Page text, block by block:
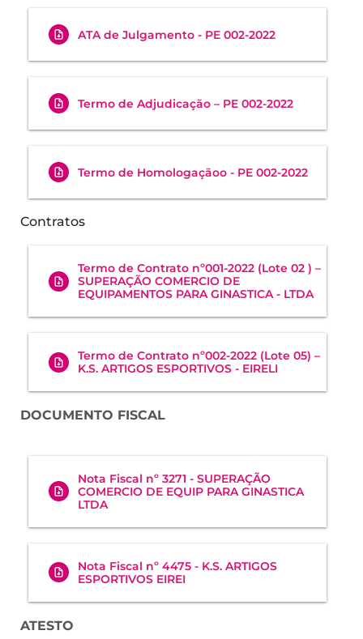
ATA de Julgamento - PE 002-2022
Termo de Adjudicação – PE 002-2022
Termo de Homologaçãoo - PE 002-2022
Contratos
Termo de Contrato nº001-2022 (Lote 02 ) –
SUPERAÇÃO COMERCIO DE
EQUIPAMENTOS PARA GINASTICA - LTDA
Termo de Contrato nº002-2022 (Lote 05) –
K.S. ARTIGOS ESPORTIVOS - EIRELI
DOCUMENTO FISCAL
Nota Fiscal nº 3271 - SUPERAÇÃO
COMERCIO DE EQUIP PARA GINASTICA
LTDA
Nota Fiscal nº 4475 - K.S. ARTIGOS
ESPORTIVOS EIREI
ATESTO